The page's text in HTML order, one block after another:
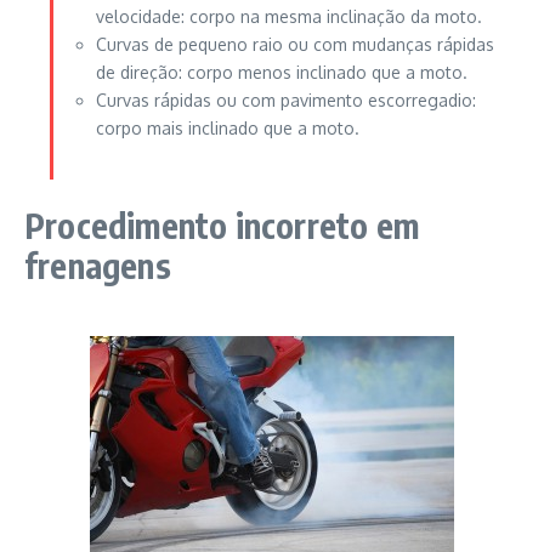
velocidade: corpo na mesma inclinação da moto.
Curvas de pequeno raio ou com mudanças rápidas
de direção: corpo menos inclinado que a moto.
Curvas rápidas ou com pavimento escorregadio:
corpo mais inclinado que a moto.
Procedimento incorreto em
frenagens